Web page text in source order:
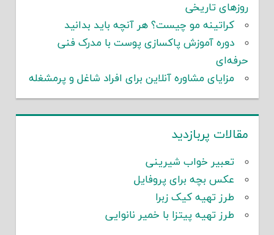
روزهای تاریخی
کراتینه مو چیست؟ هر آنچه باید بدانید
دوره آموزش پاکسازی پوست با مدرک فنی
حرفه‌ای
مزایای مشاوره آنلاین برای افراد شاغل و پرمشغله
مقالات پربازدید
تعبیر خواب شیرینی
عکس بچه برای پروفایل
طرز تهیه کیک زبرا
طرز تهیه پیتزا با خمیر نانوایی